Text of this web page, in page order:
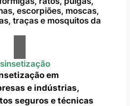
escorpiões, moscas,
traças e mosquitos da
em
e indústrias,
seguros e técnicas